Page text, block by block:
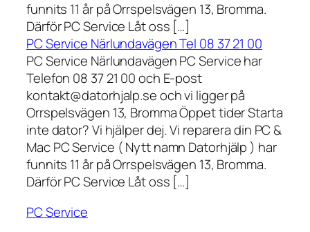
funnits 11 år på Orrspelsvägen 13, Bromma.
Därför PC Service Låt oss […]
PC Service Närlundavägen Tel 08 37 21 00
PC Service Närlundavägen PC Service har
Telefon 08 37 21 00 och E-post
kontakt@datorhjalp.se och vi ligger på
Orrspelsvägen 13, Bromma Öppet tider Starta
inte dator? Vi hjälper dej. Vi reparera din PC &
Mac PC Service ( Nytt namn Datorhjälp ) har
funnits 11 år på Orrspelsvägen 13, Bromma.
Därför PC Service Låt oss […]
PC Service